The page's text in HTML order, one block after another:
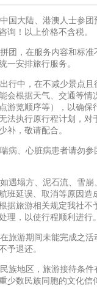
国大陆、港澳人士参
询！以上价格不含税。
团，在服务内容和标
一安排旅行服务。
行中，在不减少景点
会根据天气、交通等情
游览顺序等），以确保
法执行原行程计划，对
补，敬请配合。
病、心脏病患者请勿
遇塌方、泥石流、雪
班延误、取消等原因造
据旅游相关规定我社不
理，以使行程顺利进行。
旅游期间未能完成之
予退还。
族地区，旅游接待条
少数民族同胞的文化信